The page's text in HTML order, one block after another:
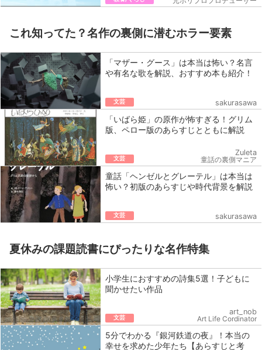
これ知ってた？名作の裏側に潜むホラー要素
「マザー・グース」は本当は怖い？名言
や有名な歌を解説、おすすめ本も紹介！
文芸 sakurasawa
「いばら姫」の原作が怖すぎる！グリム
版、ペロー版のあらすじとともに解説
文芸
Zuleta
童話の裏側マニア
童話「ヘンゼルとグレーテル」は本当は
怖い？初版のあらすじや時代背景を解説
文芸 sakurasawa
夏休みの課題読書にぴったりな名作特集
小学生におすすめの詩集5選！子どもに
聞かせたい作品
文芸
art_nob
Art Life Cordinator
5分でわかる『銀河鉄道の夜』！本当の
幸せを求めた少年たち【あらすじと考